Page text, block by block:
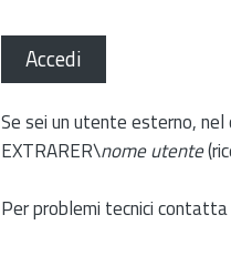
Accedi
Se sei un utente esterno, nel
EXTRARER\nome utente
Per problemi tecnici contatta